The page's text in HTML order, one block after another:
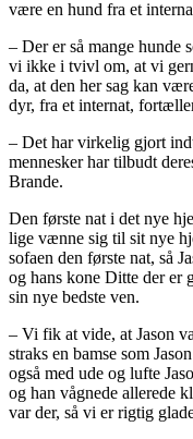
være en hund fra et
– Der er så mange hunde
vi ikke i tvivl om, at vi
da, at den her sag kan
dyr, fra et internat,
– Det har virkelig gjort
mennesker har tilbudt
Brande.
Den første nat i det nye
lige vænne sig til sit nye
sofaen den første nat, så
og hans kone Ditte der er
sin nye bedste ven.
– Vi fik at vide, at Jason
straks en bamse som
også med ude og lufte
og han vågnede allerede
var der, så vi er rigtig